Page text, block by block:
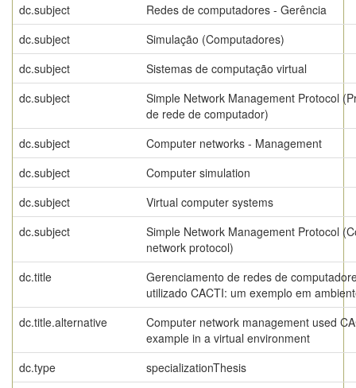
dc.subject
Redes de computadores - Gerência
dc.subject
Simulação (Computadores)
dc.subject
Sistemas de computação virtual
dc.subject
Simple Network Management Protocol
de rede de computador)
dc.subject
Computer networks - Management
dc.subject
Computer simulation
dc.subject
Virtual computer systems
dc.subject
Simple Network Management Protocol
network protocol)
dc.title
Gerenciamento de redes de
utilizado CACTI: um exemplo em
dc.title.alternative
Computer network management used
example in a virtual environment
dc.type
specializationThesis